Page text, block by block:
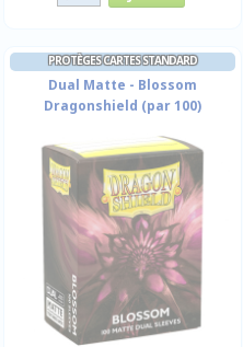
PROTÈGES CARTES STANDARD
Dual Matte - Blossom
Dragonshield (par 100)